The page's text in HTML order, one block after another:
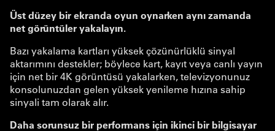
Üst düzey bir ekranda oyun oynarken aynı zamanda
net görüntüler yakalayın.
Bazı yakalama kartları yüksek çözünürlüklü sinyal
aktarımını destekler; böylece kart, kayıt veya canlı yayın
için net bir 4K görüntüsü yakalarken, televizyonunuz
konsolunuzdan gelen yüksek yenileme hızına sahip
sinyali tam olarak alır.
Daha sorunsuz bir performans için ikinci bir bilgisayar